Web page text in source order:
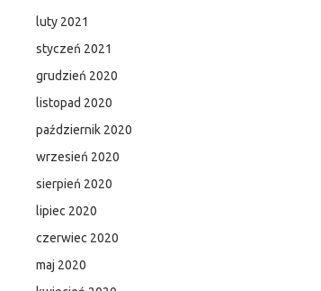
luty 2021
styczeń 2021
grudzień 2020
listopad 2020
październik 2020
wrzesień 2020
sierpień 2020
lipiec 2020
czerwiec 2020
maj 2020